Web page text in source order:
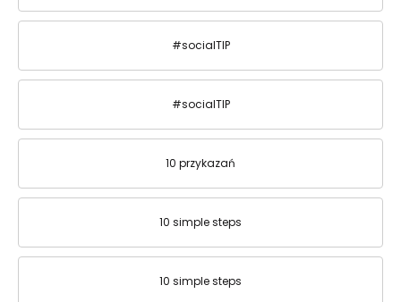
#socialTIP
#socialTIP
10 przykazań
10 simple steps
10 simple steps